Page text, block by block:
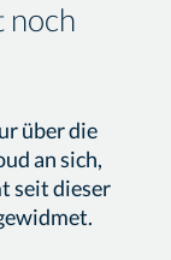
noch
über die
an sich,
seit dieser